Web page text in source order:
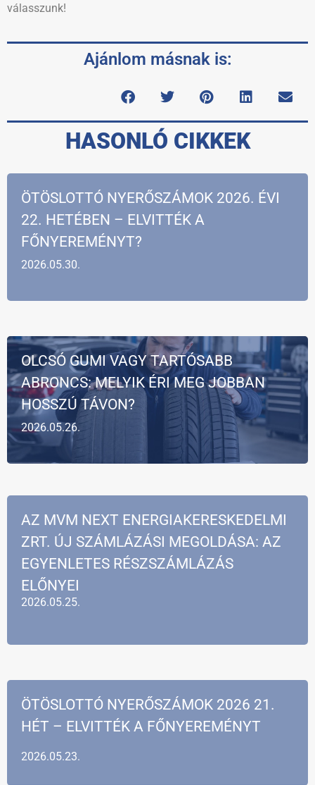
válasszunk!
Ajánlom másnak is:
HASONLÓ CIKKEK
2026.05.30.
ÖTÖSLOTTÓ NYERŐSZÁMOK 2026. ÉVI
22. HETÉBEN – ELVITTÉK A
FŐNYEREMÉNYT?
2026.05.26.
OLCSÓ GUMI VAGY TARTÓSABB
ABRONCS: MELYIK ÉRI MEG JOBBAN
HOSSZÚ TÁVON?
2026.05.25.
AZ MVM NEXT ENERGIAKERESKEDELMI
ZRT. ÚJ SZÁMLÁZÁSI MEGOLDÁSA: AZ
EGYENLETES RÉSZSZÁMLÁZÁS
ELŐNYEI
2026.05.23.
ÖTÖSLOTTÓ NYERŐSZÁMOK 2026 21.
HÉT – ELVITTÉK A FŐNYEREMÉNYT